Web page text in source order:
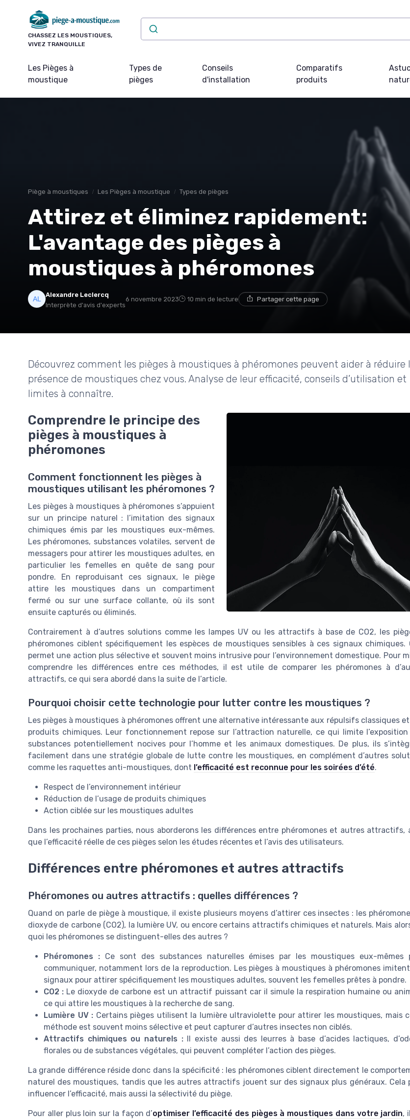
CHASSEZ LES MOUSTIQUES,
VIVEZ TRANQUILLE
Les Pièges à
moustique
Types de
pièges
Conseils
d'installation
Comparatifs
produits
Piège à moustiques Les Pièges à moustique Types de pièges
Attirez et éliminez rapidement:
L'avantage des pièges à
moustiques à phéromones
Alexandre Leclercq
Interprète d'avis d'experts
6 novembre 2023 10 min de lecture Partager cette page
Découvrez comment les pièges à moustiques à phéromones peuvent aider à réduire
présence de moustiques chez vous. Analyse de leur efficacité, conseils d’utilisation et
limites à connaître.
Comprendre le principe des
pièges à moustiques à
phéromones
Comment fonctionnent les pièges à
moustiques utilisant les phéromones ?
Les pièges à moustiques à phéromones s’appuient
sur un principe naturel : l’imitation des signaux
chimiques émis par les moustiques eux-mêmes.
Les phéromones, substances volatiles, servent de
messagers pour attirer les moustiques adultes, en
particulier les femelles en quête de sang pour
pondre. En reproduisant ces signaux, le piège
attire les moustiques dans un compartiment
fermé ou sur une surface collante, où ils sont
ensuite capturés ou éliminés.
Contrairement à d’autres solutions comme les lampes UV ou les attractifs à base de CO2, les
phéromones ciblent spécifiquement les espèces de moustiques sensibles à ces signaux chimiques.
permet une action plus sélective et souvent moins intrusive pour l’environnement domestique. Pour
comprendre les différences entre ces méthodes, il est utile de comparer les phéromones à
attractifs, ce qui sera abordé dans la suite de l’article.
Pourquoi choisir cette technologie pour lutter contre les moustiques ?
Les pièges à moustiques à phéromones offrent une alternative intéressante aux répulsifs classiques
produits chimiques. Leur fonctionnement repose sur l’attraction naturelle, ce qui limite
substances potentiellement nocives pour l’homme et les animaux domestiques. De plus, ils
facilement dans une stratégie globale de lutte contre les moustiques, en complément d’autres
comme les raquettes anti-moustiques, dont l’efficacité est reconnue pour les soirées d’été.
Respect de l’environnement intérieur
Réduction de l’usage de produits chimiques
Action ciblée sur les moustiques adultes
Dans les prochaines parties, nous aborderons les différences entre phéromones et autres attractifs,
que l’efficacité réelle de ces pièges selon les études récentes et l’avis des utilisateurs.
Différences entre phéromones et autres attractifs
Phéromones ou autres attractifs : quelles différences ?
Quand on parle de piège à moustique, il existe plusieurs moyens d’attirer ces insectes : les
dioxyde de carbone (CO2), la lumière UV, ou encore certains attractifs chimiques et naturels. Mais
quoi les phéromones se distinguent-elles des autres ?
Phéromones :Ce sont des substances naturelles émises par les moustiques eux-mêmes
communiquer, notamment lors de la reproduction. Les pièges à moustiques à phéromones
signaux pour attirer spécifiquement les moustiques adultes, souvent les femelles prêtes à pondre.
CO2 : Le dioxyde de carbone est un attractif puissant car il simule la respiration humaine ou
ce qui attire les moustiques à la recherche de sang.
Lumière UV : Certains pièges utilisent la lumière ultraviolette pour attirer les moustiques, mais
méthode est souvent moins sélective et peut capturer d’autres insectes non ciblés.
Attractifs chimiques ou naturels :Il existe aussi des leurres à base d’acides lactiques,
florales ou de substances végétales, qui peuvent compléter l’action des pièges.
La grande différence réside donc dans la spécificité : les phéromones ciblent directement le
naturel des moustiques, tandis que les autres attractifs jouent sur des signaux plus généraux. Cela
influencer l’efficacité, mais aussi la sélectivité du piège.
Pour aller plus loin sur la façon d’optimiser l’efficacité des pièges à moustiques dans votre jardin,